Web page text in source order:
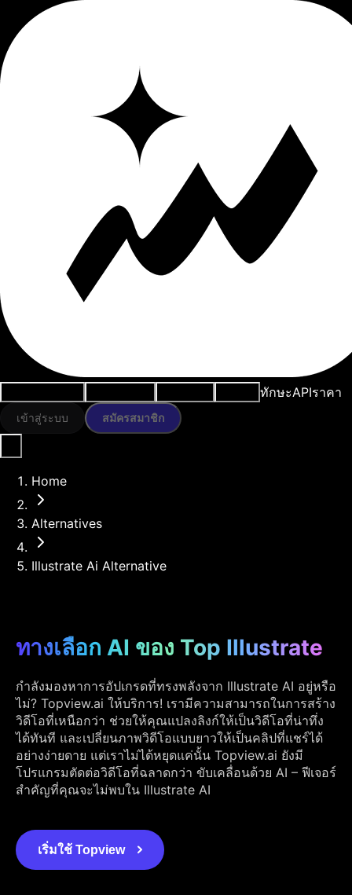
ทักษะAPIราคา
เข้าสู่ระบบ สมัครสมาชิก
Home
Alternatives
Illustrate Ai Alternative
ทางเลือก AI ของ Top Illustrate
กำลังมองหาการอัปเกรดที่ทรงพลังจาก Illustrate AI อยู่หรือ
ไม่? Topview.ai ให้บริการ! เรามีความสามารถในการสร้าง
วิดีโอที่เหนือกว่า ช่วยให้คุณแปลงลิงก์ให้เป็นวิดีโอที่น่าทึ่ง
ได้ทันที และเปลี่ยนภาพวิดีโอแบบยาวให้เป็นคลิปที่แชร์ได้
อย่างง่ายดาย แต่เราไม่ได้หยุดแค่นั้น Topview.ai ยังมี
โปรแกรมตัดต่อวิดีโอที่ฉลาดกว่า ขับเคลื่อนด้วย AI – ฟีเจอร์
สำคัญที่คุณจะไม่พบใน Illustrate AI
เริ่มใช้ Topview